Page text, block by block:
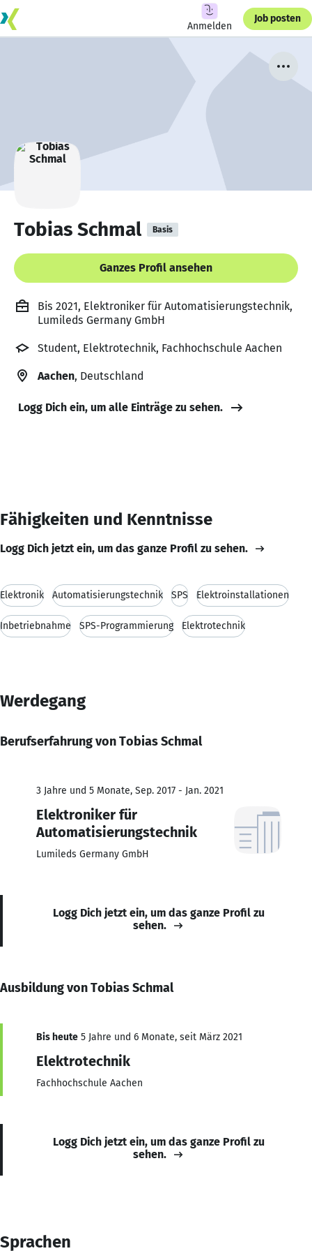
Anmelden
Job posten
Tobias Schmal Basis
Ganzes Profil ansehen
Bis 2021, Elektroniker für Automatisierungstechnik,
Lumileds Germany GmbH
Student, Elektrotechnik, Fachhochschule Aachen
Aachen, Deutschland
Logg Dich ein, um alle Einträge zu sehen.
Fähigkeiten und Kenntnisse
Logg Dich jetzt ein, um das ganze Profil zu sehen.
Elektronik Automatisierungstechnik SPS Elektroinstallationen
Inbetriebnahme SPS-Programmierung Elektrotechnik
Werdegang
Berufserfahrung von Tobias Schmal
3 Jahre und 5 Monate, Sep. 2017 - Jan. 2021
Elektroniker für
Automatisierungstechnik
Lumileds Germany GmbH
Logg Dich jetzt ein, um das ganze Profil zu
sehen.
Ausbildung von Tobias Schmal
Bis heute 5 Jahre und 6 Monate, seit März 2021
Elektrotechnik
Fachhochschule Aachen
Logg Dich jetzt ein, um das ganze Profil zu
sehen.
Sprachen